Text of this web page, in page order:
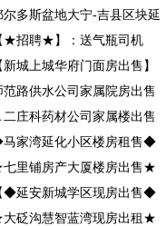
尔多斯盆地大宁-吉县区块延
★招聘★】：送气瓶司机
新城上城华府门面房出售】
范路供水公司家属院房出售
庄科药材公司家属楼出售
家湾延化小区楼房租售◆
里铺房产大厦楼房出售★
◆延安新城学区现房出售◆
砭沟慧智蓝湾现房出租★